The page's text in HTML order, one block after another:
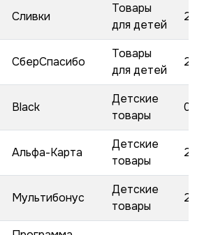
Сливки
Товары
для детей
СберСпасибо
Товары
для детей
Black
Детские
товары
Альфа-Карта
Детские
товары
Мультибонус
Детские
товары